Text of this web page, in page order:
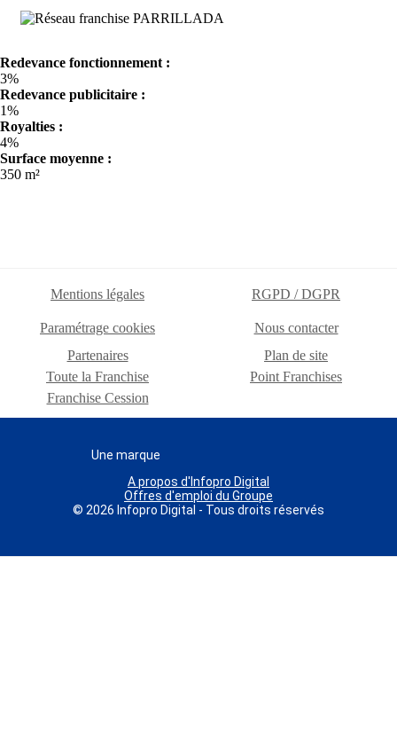
Redevance fonctionnement :
3%
Redevance publicitaire :
1%
Royalties :
4%
Surface moyenne :
350 m²
Mentions légales RGPD / DGPR
Paramétrage cookies
Nous contacter
Partenaires
Plan de site
Toute la Franchise
Point Franchises
Franchise Cession
Une marque
A propos d'Infopro Digital
Offres d'emploi du Groupe
© 2026 Infopro Digital - Tous droits réservés